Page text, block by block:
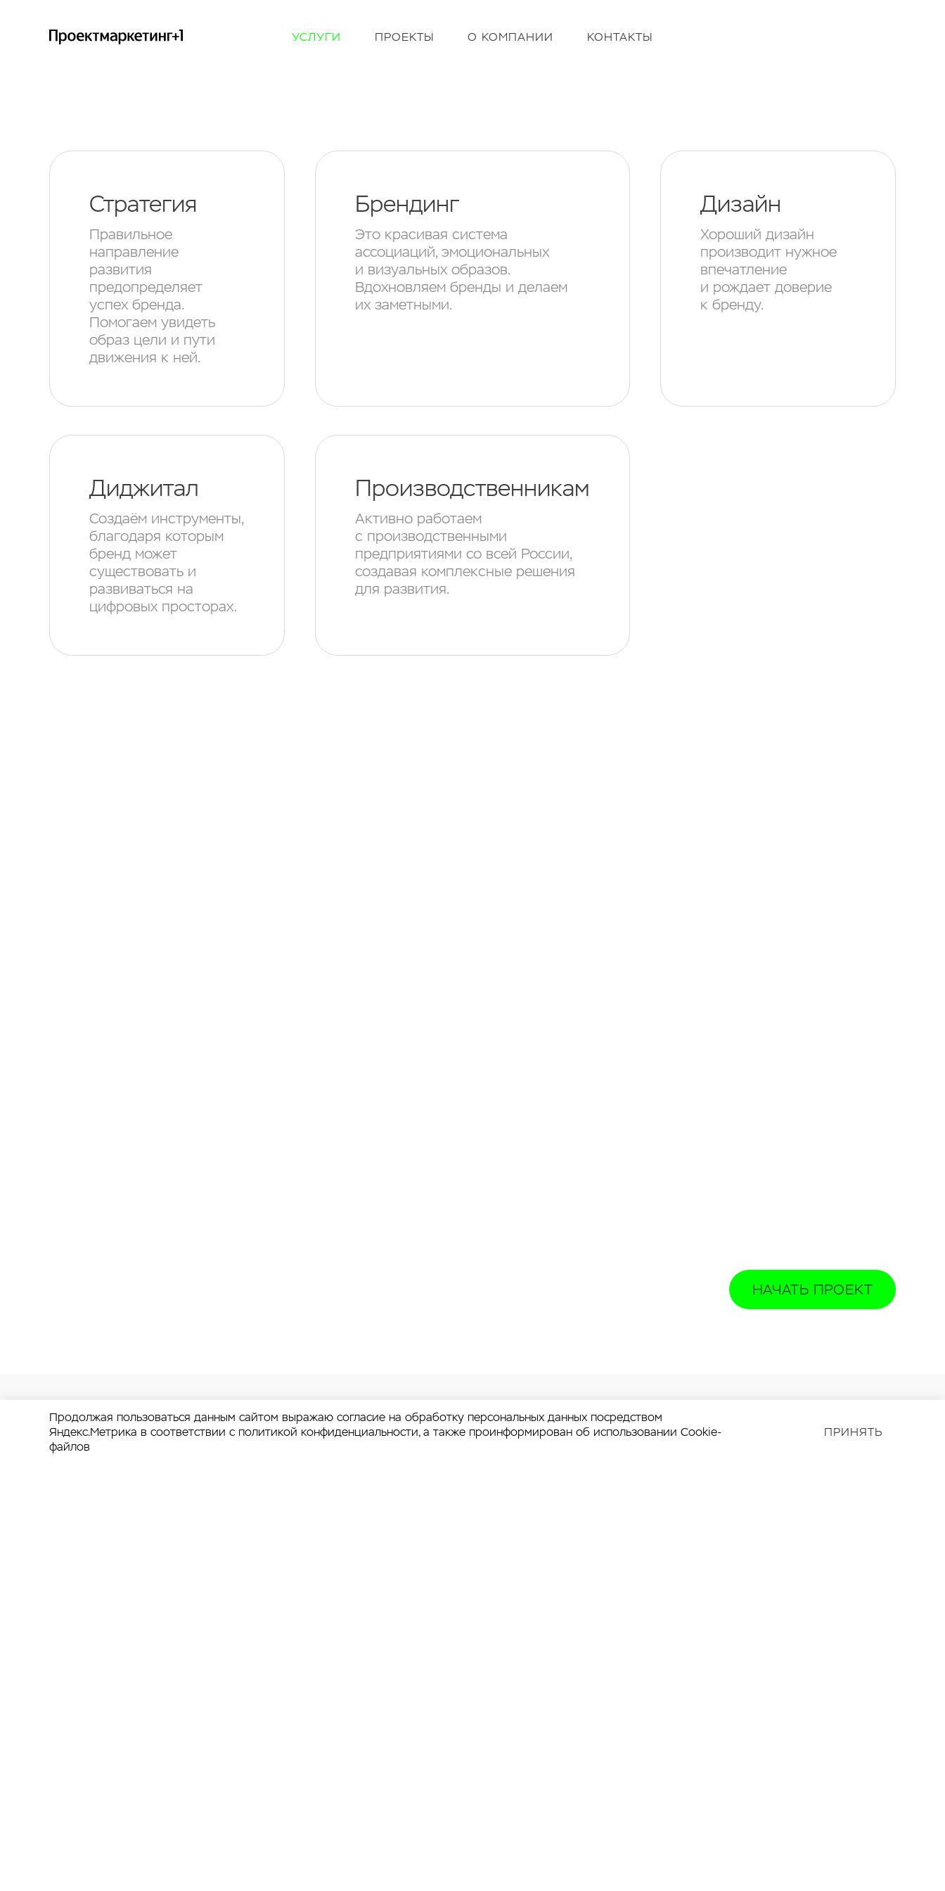
УСЛУГИ ПРОЕКТЫ О КОМПАНИИ КОНТАКТЫ
Стратегия
Правильное
направление
развития
предопределяет
успех бренда.
Помогаем увидеть
образ цели и пути
движения к ней.
Брендинг
Это красивая система
ассоциаций, эмоциональных
и визуальных образов.
Вдохновляем бренды и делаем
их заметными.
Дизайн
Хороший дизайн
производит нужное
впечатление
и рождает доверие
к бренду.
Диджитал
Создаём инструменты,
благодаря которым
бренд может
существовать и
развиваться на
цифровых просторах.
Производственникам
Активно работаем
с производственными
предприятиями со всей России,
создавая комплексные решения
для развития.
Продолжая пользоваться данным сайтом выражаю согласие на обработку персональных данных посредством
Яндекс.Метрика в соответствии с политикой конфиденциальности, а также проинформирован об использовании Cookie-
файлов
ПРИНЯТЬ
НАЧАТЬ ПРОЕКТ